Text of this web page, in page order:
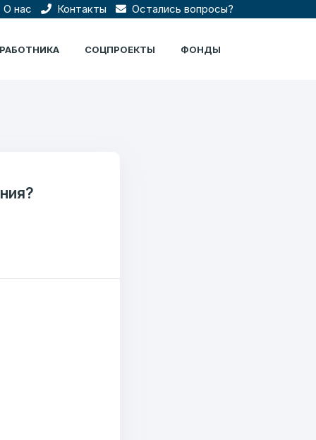
О нас Контакты Остались вопросы?
СОЦПРОЕКТЫ ФОНДЫ